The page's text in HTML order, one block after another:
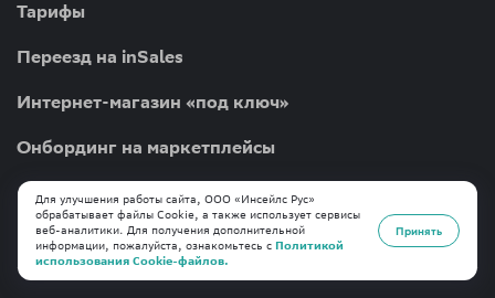
Тарифы
Переезд на inSales
Интернет-магазин «под ключ»
Онбординг на маркетплейсы
Каналы продаж
Для улучшения работы сайта, ООО «Инсейлс Рус»
обрабатывает файлы Cookie, а также использует сервисы
веб-аналитики. Для получения дополнительной
информации, пожалуйста, ознакомьтесь с Политикой
использования Cookie-файлов.
Принять